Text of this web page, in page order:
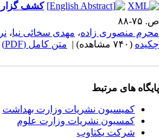
کشف
ص. ۷۵-۸۸
محرم منصوری زاده، مهدی سخائی نیا،
چکیده (۷۴۰ مشاهده) | متن کامل (PDF)
پایگاه های مرتبط
کمیسیون نشریات وزارت بهداشت
کمسیون نشریات وزارت علوم
شرکت یکتاوب